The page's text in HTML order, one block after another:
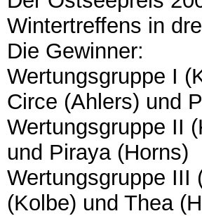
Wintertreffens in
Die Gewinner:
Wertungsgruppe I
Circe (Ahlers) und
Wertungsgruppe II
und Piraya (Horns)
Wertungsgruppe III
(Kolbe) und Thea